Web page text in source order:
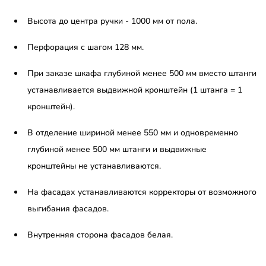
Высота до центра ручки - 1000 мм от пола.
Перфорация с шагом 128 мм.
При заказе шкафа глубиной менее 500 мм вместо штанги
устанавливается выдвижной кронштейн (1 штанга = 1
кронштейн).
В отделение шириной менее 550 мм и одновременно
глубиной менее 500 мм штанги и выдвижные
кронштейны не устанавливаются.
На фасадах устанавливаются корректоры от возможного
выгибания фасадов.
Внутренняя сторона фасадов белая.